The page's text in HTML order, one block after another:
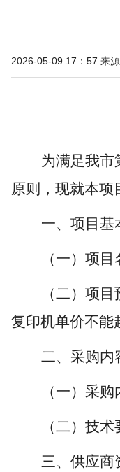
2026-05-09 17：57 来源
为满足我市
原则，现就本项
一、 项目基
（一） 项目
（二） 项目
复印机单价不能
二、采购内
（一）采
（二）技
三、供应商